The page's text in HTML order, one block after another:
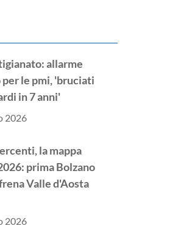
allarme
le pmi, 'bruciati
in 7 anni'
2026
la mappa
prima Bolzano
Valle d'Aosta
2026